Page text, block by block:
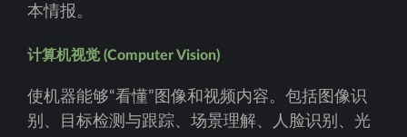
本情报。
计算机视觉 (Computer Vision)
使机器能够“看懂”图像和视频内容。包括图像识
别、目标检测与跟踪、场景理解、人脸识别、光